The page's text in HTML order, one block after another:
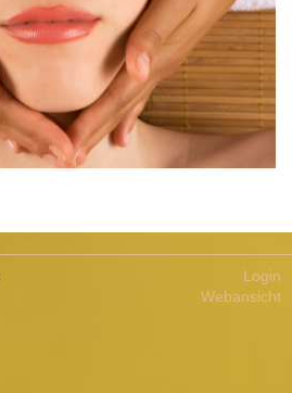
Login
Webansicht